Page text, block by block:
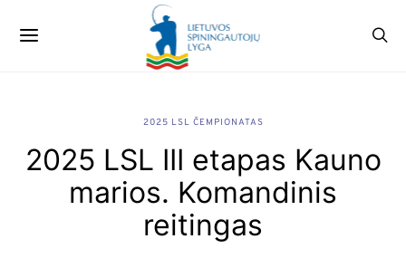
2025 LSL ČEMPIONATAS
2025 LSL III etapas Kauno
marios. Komandinis
reitingas